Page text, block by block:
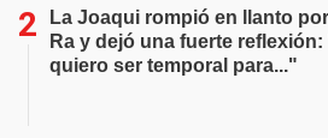
La Joaqui rompió en llanto
Ra y dejó una fuerte
quiero ser temporal para..."